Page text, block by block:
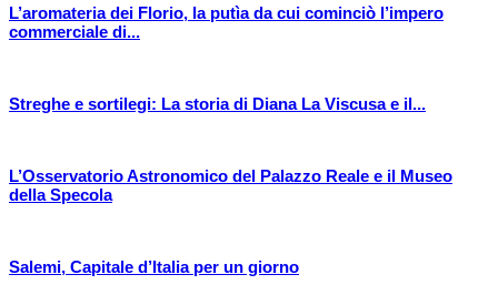
L’aromateria dei Florio, la putìa da cui cominciò l’impero
commerciale di...
Streghe e sortilegi: La storia di Diana La Viscusa e il...
L’Osservatorio Astronomico del Palazzo Reale e il Museo
della Specola
Salemi, Capitale d’Italia per un giorno